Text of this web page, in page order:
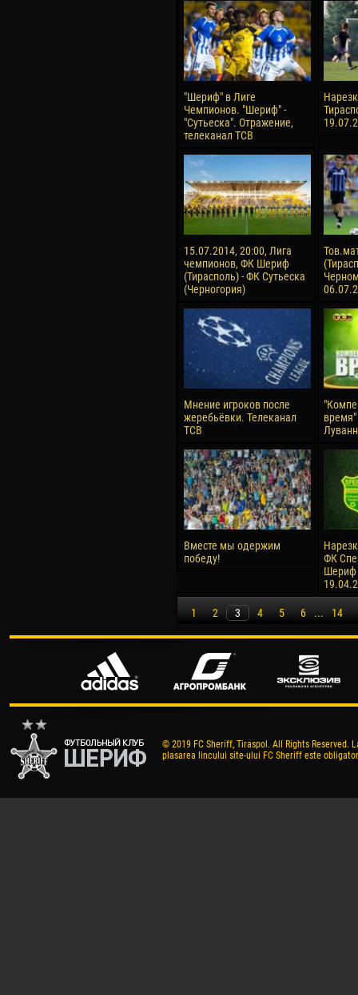
"Шериф" в Лиге
Чемпионов. "Шериф" -
"Сутьеска". Отражение,
телеканал ТСВ
15.07.2014, 20:00, Лига
чемпионов, ФК Шериф
(Тирасполь) - ФК Сутьеска
(Черногория)
Мнение игроков после
жеребьёвки. Телеканал
ТСВ
время"
Вместе мы одержим
победу!
ФК
Шериф
1 2 3 4 5 6 ... 14
© 2019 FC Sheriff, Tiraspol. All Rights
plasarea lincului site-ului FC Sheriff este